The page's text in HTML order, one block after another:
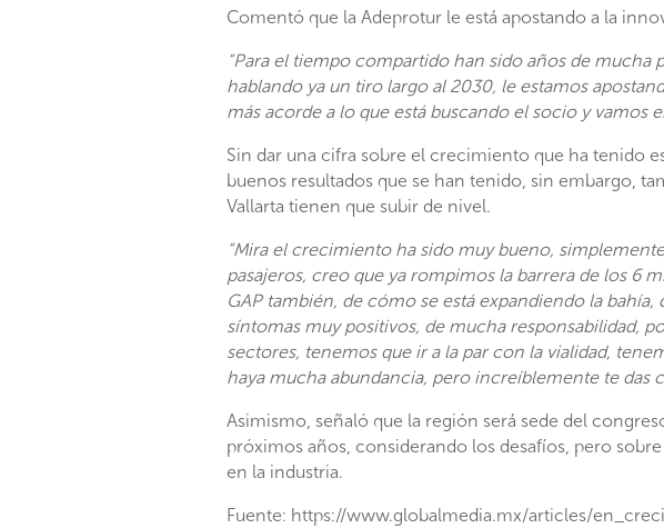
Comentó que la Adeprotur le está apostando a la
“Para el tiempo compartido han sido años de
hablando ya un tiro largo al 2030, le estamos
más acorde a lo que está buscando el socio y vamos
Sin dar una cifra sobre el crecimiento que ha tenido
buenos resultados que se han tenido, sin embargo,
Vallarta tienen que subir de nivel.
“Mira el crecimiento ha sido muy bueno,
pasajeros, creo que ya rompimos la barrera de los 6
GAP también, de cómo se está expandiendo la
síntomas muy positivos, de mucha responsabilidad,
sectores, tenemos que ir a la par con la vialidad,
haya mucha abundancia, pero increíblemente te das
Asimismo, señaló que la región será sede del
próximos años, considerando los desafíos, pero
en la industria.
Fuente: https://www.globalmedia.mx/articles/